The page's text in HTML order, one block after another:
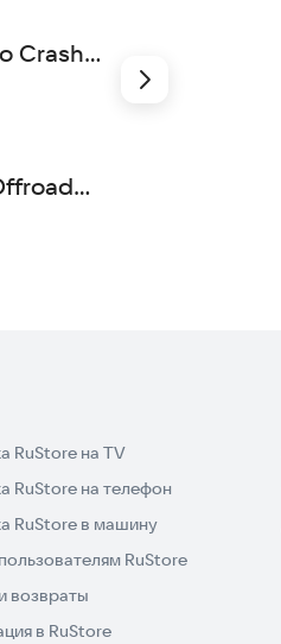
Crash
RuStore на TV
RuStore на телефон
RuStore в машину
RuStore
возвраты
в RuStore